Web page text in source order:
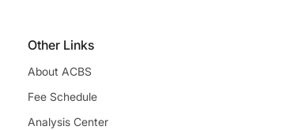
Other Links
About ACBS
Fee Schedule
Analysis Center